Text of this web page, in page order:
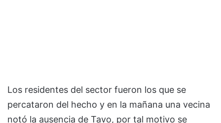
Los residentes del sector fueron los que se
percataron del hecho y en la mañana una vecina
notó la ausencia de Tavo, por tal motivo se